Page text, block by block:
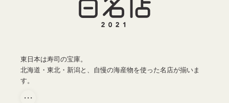
東日本は寿司の宝庫。
北海道・東北・新潟と、自慢の海産物を使った名店が揃いま
す。
・・・